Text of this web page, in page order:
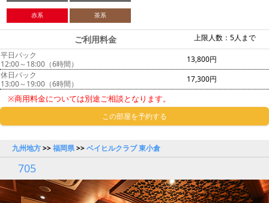
赤系 茶系
上限人数：5人まで
ご利用料金
平日パック
12:00～18:00（6時間）
13,800円
休日パック
13:00～19:00（6時間）
17,300円
※商用料金については別途ご相談となります。
この部屋を予約する
九州地方>>福岡県>>ベイヒルクラブ 東小倉
705